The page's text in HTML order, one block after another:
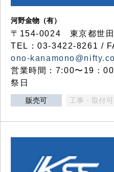
河野金物（有）
〒154-0024 東京都世
TEL：03-3422-8261 /
ono-
営業時間：7:00〜19：
祭日
販売可 工事・取付可